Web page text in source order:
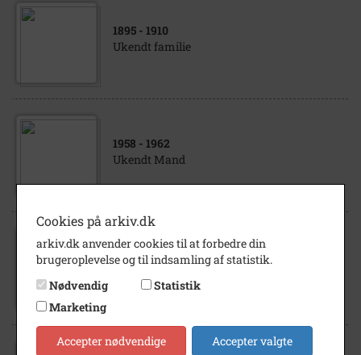
1895 - 1910
Ukendt familie
1958 - 1962
Ukendt Mand
1958- 1962
Cookies på arkiv.dk
arkiv.dk anvender cookies til at forbedre din
brugeroplevelse og til indsamling af statistik.
Nødvendig
Statistik
Marketing
Accepter nødvendige Accepter valgte